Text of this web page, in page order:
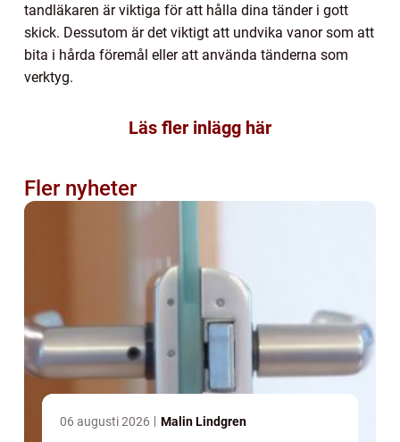
tandläkaren är viktiga för att hålla dina tänder i gott
skick. Dessutom är det viktigt att undvika vanor som att
bita i hårda föremål eller att använda tänderna som
verktyg.
Läs fler inlägg här
Fler nyheter
06 augusti 2026 Malin Lindgren